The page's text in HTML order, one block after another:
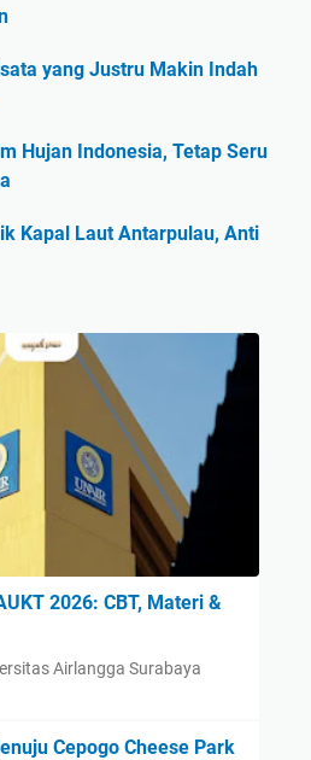
yang Justru Makin Indah
Hujan Indonesia, Tetap Seru
Kapal Laut Antarpulau, Anti
2026: CBT, Materi &
Airlangga Surabaya
Cepogo Cheese Park